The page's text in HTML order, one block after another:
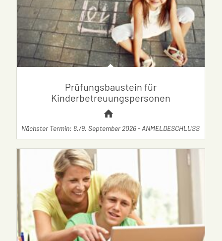
Prüfungsbaustein für
Kinderbetreuungspersonen
Nächster Termin: 8./9. September 2026 - ANMELDESCHLUSS